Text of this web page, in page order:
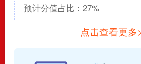
预计分值占比：27%
点击查看更多>